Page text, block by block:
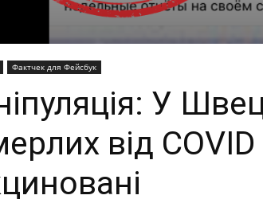
Фактчек для Фейсбук
У
від